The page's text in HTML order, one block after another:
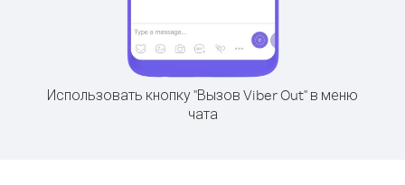
Использовать кнопку "Вызов Viber Out" в меню
чата